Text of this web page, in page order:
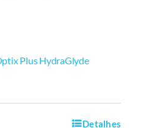
Plus HydraGlyde
Detalhes